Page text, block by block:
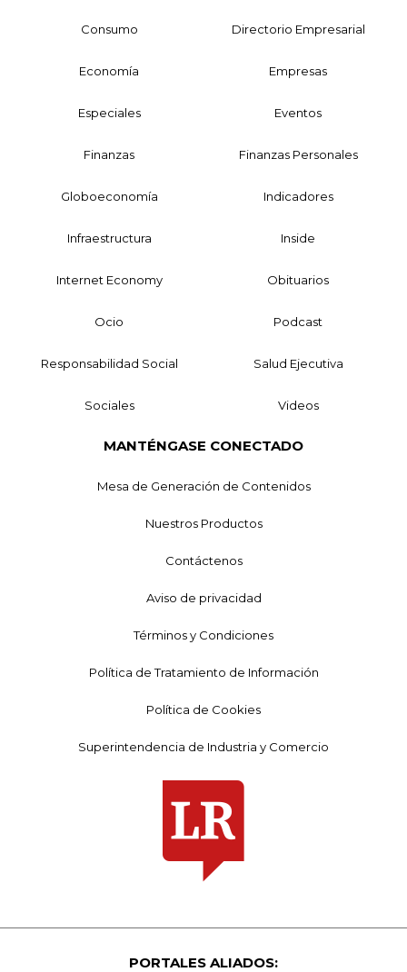
Consumo Directorio Empresarial
Economía Empresas
Especiales Eventos
Finanzas Finanzas Personales
Globoeconomía Indicadores
Infraestructura Inside
Internet Economy Obituarios
Ocio Podcast
Responsabilidad Social Salud Ejecutiva
Sociales Videos
MANTÉNGASE CONECTADO
Mesa de Generación de Contenidos
Nuestros Productos
Contáctenos
Aviso de privacidad
Términos y Condiciones
Política de Tratamiento de Información
Política de Cookies
Superintendencia de Industria y Comercio
PORTALES ALIADOS: